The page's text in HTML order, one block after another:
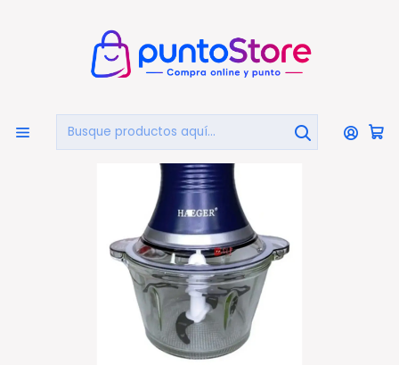
HOGAR Y DECORACIÓN Electrodomésticos
Moledoras De Carne
Picador Moledor Eléctrico De Verduras Y Carne - Ps